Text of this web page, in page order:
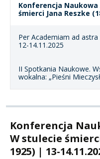
Konferencja
śmierci Jana Reszke
Per Academiam ad
12-14.11.2025
II Spotkania Naukowe.
wokalna: „Pieśni
Konferencja
W stulecie
1925) | 13-